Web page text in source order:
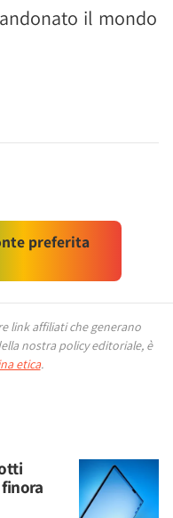
il mondo
preferita
link affiliati che generano
nostra policy editoriale, è
etica.